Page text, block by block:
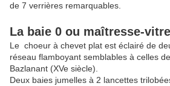
de 7 verrières remarquables.
La baie 0 ou maîtresse-
Le choeur à chevet plat est éclairé de
réseau flamboyant semblables à celles
Bazlanant (XVe siècle).
Deux baies jumelles à 2 lancettes